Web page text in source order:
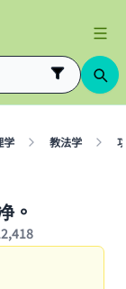
学 教法学
。